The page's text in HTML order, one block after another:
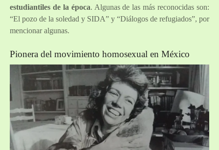
estudiantiles de la época. Algunas de las más reconocidas son:
“El pozo de la soledad y SIDA” y “Diálogos de refugiados”, por
mencionar algunas.
Pionera del movimiento homosexual en México